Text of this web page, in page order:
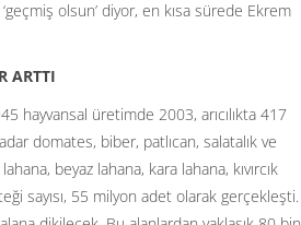
olsun’ diyor, en kısa sürede Ekrem
ARTTI
hayvansal üretimde 2003, arıcılıkta 417
domates, biber, patlıcan, salatalık ve
beyaz lahana, kara lahana, kıvırcık
sayısı, 55 milyon adet olarak gerçekleşti.